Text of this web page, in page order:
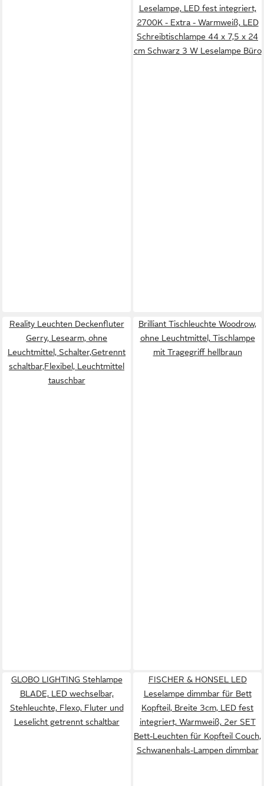
Leselampe, LED fest integriert,
2700K - Extra - Warmweiß, LED
Schreibtischlampe 44 x 7,5 x 24
cm Schwarz 3 W Leselampe Büro
Reality Leuchten Deckenfluter
Gerry, Lesearm, ohne
Leuchtmittel, Schalter,Getrennt
schaltbar,Flexibel, Leuchtmittel
tauschbar
Brilliant Tischleuchte Woodrow,
ohne Leuchtmittel, Tischlampe
mit Tragegriff hellbraun
GLOBO LIGHTING Stehlampe
BLADE, LED wechselbar,
Stehleuchte, Flexo, Fluter und
Leselicht getrennt schaltbar
FISCHER & HONSEL LED
Leselampe dimmbar für Bett
Kopfteil, Breite 3cm, LED fest
integriert, Warmweiß, 2er SET
Bett-Leuchten für Kopfteil Couch,
Schwanenhals-Lampen dimmbar